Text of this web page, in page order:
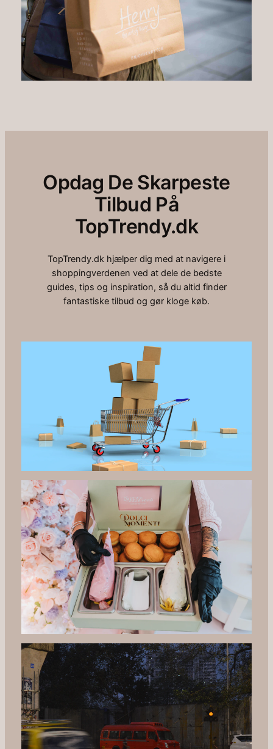
Opdag De Skarpeste
Tilbud På
TopTrendy.dk
TopTrendy.dk hjælper dig med at navigere i
shoppingverdenen ved at dele de bedste
guides, tips og inspiration, så du altid finder
fantastiske tilbud og gør kloge køb.